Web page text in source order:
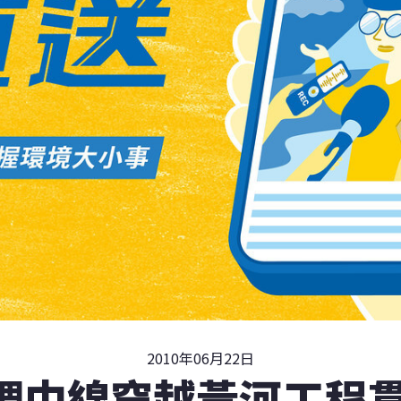
2010年06月22日